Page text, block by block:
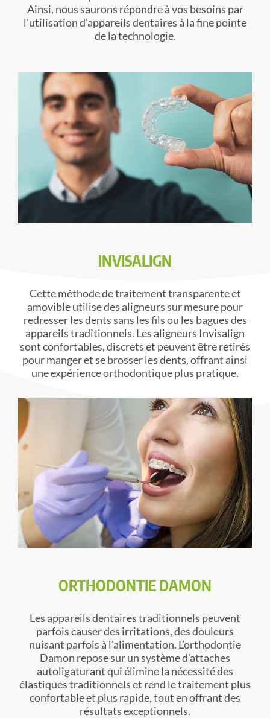
Ainsi, nous saurons répondre à vos besoins par
l'utilisation d'appareils dentaires à la fine pointe
de la technologie.
INVISALIGN
Cette méthode de traitement transparente et
amovible utilise des aligneurs sur mesure pour
redresser les dents sans les fils ou les bagues des
appareils traditionnels. Les aligneurs Invisalign
sont confortables, discrets et peuvent être retirés
pour manger et se brosser les dents, offrant ainsi
une expérience orthodontique plus pratique.
ORTHODONTIE DAMON
Les appareils dentaires traditionnels peuvent
parfois causer des irritations, des douleurs
nuisant parfois à l'alimentation. L’orthodontie
Damon repose sur un système d'attaches
autoligaturant qui élimine la nécessité des
élastiques traditionnels et rend le traitement plus
confortable et plus rapide, tout en offrant des
résultats exceptionnels.